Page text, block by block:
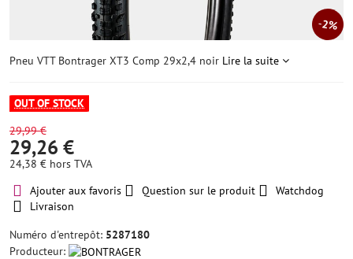
2%
Pneu VTT Bontrager XT3 Comp 29x2,4 noir Lire la suite
OUT OF STOCK
29,99 €
29,26 €
24,38 € hors TVA
Ajouter aux favoris
Question sur le produit
Watchdog
Livraison
Numéro d'entrepôt: 5287180
Producteur: